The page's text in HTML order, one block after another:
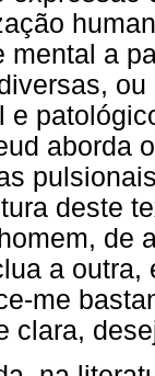
mental a
e
aborda
deste
de
a
me
clara,